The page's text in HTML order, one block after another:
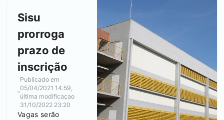
Sisu
prorroga
prazo de
inscrição
Publicado em
05/04/2021 14:59,
última modificaçao
31/10/2022 23:20
Vagas serão